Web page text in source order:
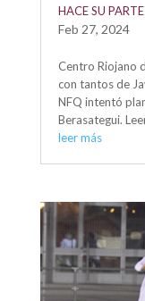
HACE SU PARTE
Feb 27, 2024
Centro Riojano
con tantos de
NFQ intentó
Berasategui.
leer más